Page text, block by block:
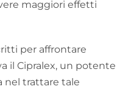
maggiori effetti
per affrontare
il Cipralex, un potente
nel trattare tale